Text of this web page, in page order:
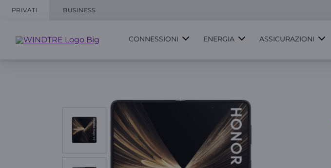
PRIVATI BUSINESS
CONNESSIONI ENERGIA ASSICURAZIONI